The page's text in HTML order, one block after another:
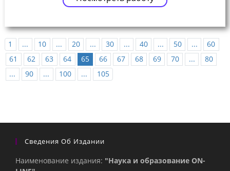
1 ... 10 ... 20 ... 30 ... 40 ... 50 ...
60
61
62 63 64 65 66 67 68 69 70 ...
80
...
90 ... 100 ... 105
Сведения Об Издании
Наименование издания: "Наука и образование ON-